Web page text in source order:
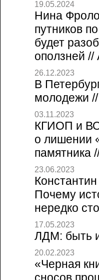
19.05.2024
Нина
путников
будет
оползней //
26.12.2023
В
молодежи
03.11.2023
КГИОП и
о лишении
памятника
23.06.2023
Почему
нередко
17.05.2023
ЛДМ: быть
20.02.2023
«Черная